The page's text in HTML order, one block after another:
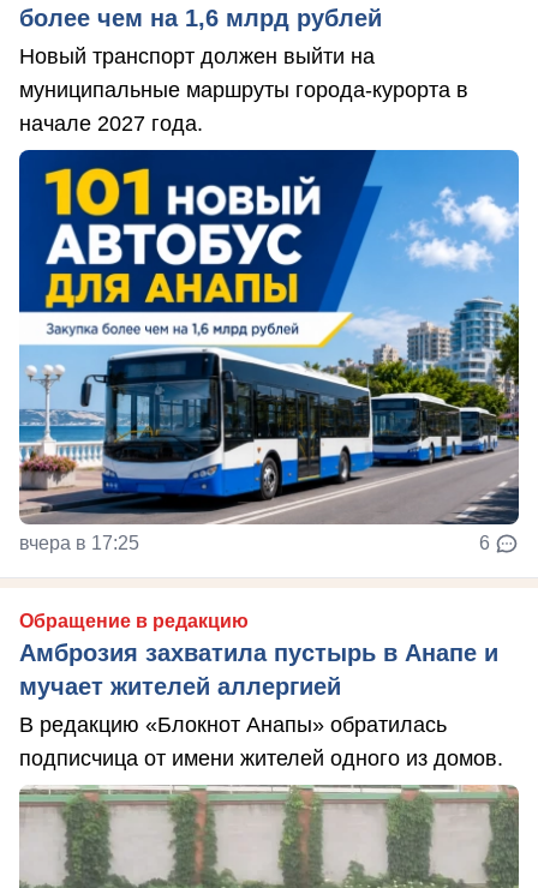
более чем на 1,6 млрд рублей
Новый транспорт должен выйти на
муниципальные маршруты города-курорта в
начале 2027 года.
вчера в 17:25 6
Обращение в редакцию
Амброзия захватила пустырь в Анапе и
мучает жителей аллергией
В редакцию «Блокнот Анапы» обратилась
подписчица от имени жителей одного из домов.